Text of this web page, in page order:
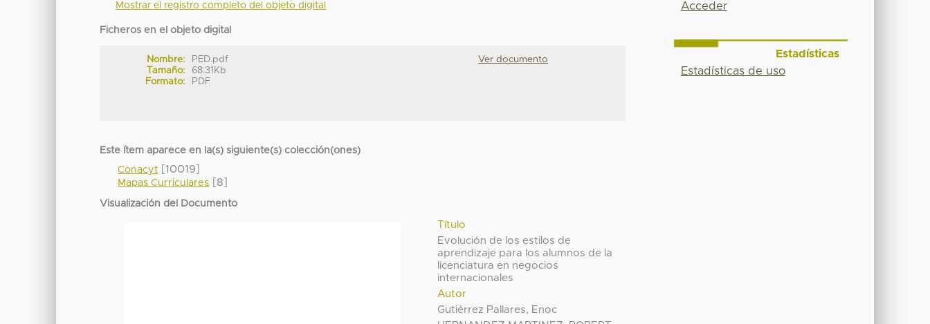
Mostrar el registro completo del objeto digital
Ficheros en el objeto digital
Nombre:
PED.pdf
Tamaño:
68.31Kb
Formato:
PDF
Ver documento
Este ítem aparece en la(s) siguiente(s) colección(ones)
Conacyt [10019]
Mapas Curriculares [8]
Visualización del Documento
Título
Evolución de los estilos de
aprendizaje para los alumnos de la
licenciatura en negocios
internacionales
Autor
Gutiérrez Pallares, Enoc
Acceder
Estadísticas
Estadísticas de uso